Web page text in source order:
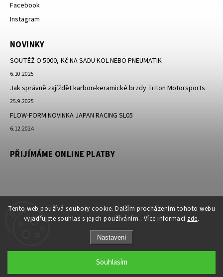
Tento web používá soubory cookie. Dalším procházením tohoto webu
vyjadřujete souhlas s jejich používáním.. Více informací zde.
Nastavení
Souhlasím
Facebook
Instagram
NOVINKY
SOUTĚŽ O 5000,-Kč NA SADU KOL NEBO PNEUMATIK
6.10.2025
Jak správně zajíždět karbon-keramické brzdy Triton Motorsports
25.9.2025
FLOW-FORM NOVINKA JAPAN RACING SL05
6.12.2024
PŘIJÍMÁME ONLINE PLATBY